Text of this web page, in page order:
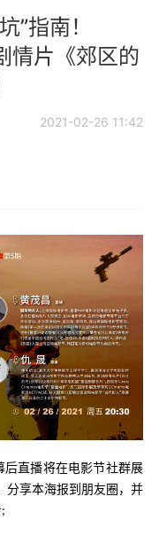
”指南！
情片《郊区的
2021-02-26 11:42
后直播将在电影节社群展
分享本海报到朋友圈，并